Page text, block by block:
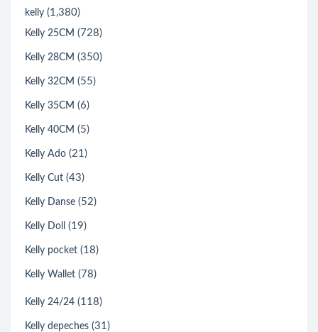
kelly (1,380)
Kelly 25CM (728)
Kelly 28CM (350)
Kelly 32CM (55)
Kelly 35CM (6)
Kelly 40CM (5)
Kelly Ado (21)
Kelly Cut (43)
Kelly Danse (52)
Kelly Doll (19)
Kelly pocket (18)
Kelly Wallet (78)
Kelly 24/24 (118)
Kelly depeches (31)